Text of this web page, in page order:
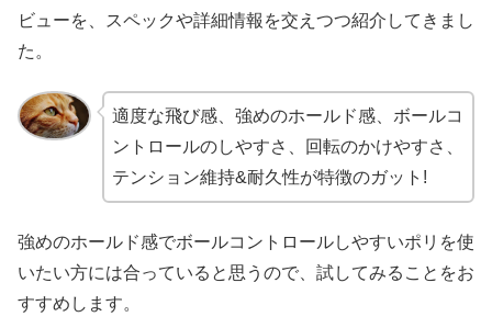
ビューを、スペックや詳細情報を交えつつ紹介してきまし
た。
適度な飛び感、強めのホールド感、ボールコ
ントロールのしやすさ、回転のかけやすさ、
テンション維持&耐久性が特徴のガット!
強めのホールド感でボールコントロールしやすいポリを使
いたい方には合っていると思うので、試してみることをお
すすめします。